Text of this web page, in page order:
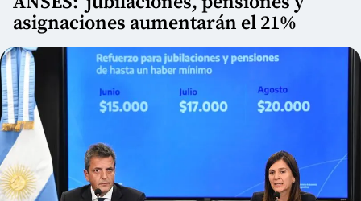
asignaciones aumentarán el 21%